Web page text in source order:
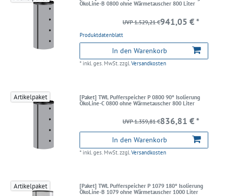
ÖkoLine-B 0800 ohne Wärmetauscher 800 Liter
Produktdatenblatt
UVP 1.529,21 €941,05 € *
In den Warenkorb
* inkl. ges. MwSt.zzgl.Versandkosten
Artikelpaket
[Paket] TWL Pufferspeicher P 0800 90° Isolierung
ÖkoLine-C 0800 ohne Wärmetauscher 800 Liter
UVP 1.359,81 €836,81 € *
In den Warenkorb
* inkl. ges. MwSt. zzgl.Versandkosten
Artikelpaket
[Paket] TWL Pufferspeicher P 1079 180° Isolierung
ÖkoLine-B 1079 ohne Wärmetauscher 1000 Liter